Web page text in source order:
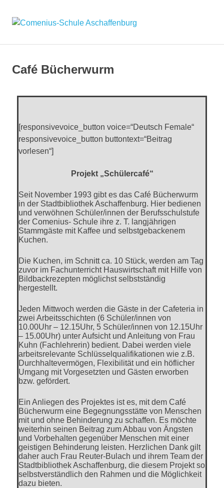
Schule
Café Bücherwurm
[responsivevoice_button voice=“Deutsch Female“
responsivevoice_button buttontext=“Beitrag
vorlesen“]
Projekt „Schülercafé“
Seit November 1993 gibt es das Café Bücherwurm
in der Stadtbibliothek Aschaffenburg. Hier bedienen
und verwöhnen Schüler/innen der Berufsschulstufe
der Comenius- Schule ihre z. T. langjährigen
Stammgäste mit Kaffee und selbstgebackenem
Kuchen.
Die Kuchen, im Schnitt ca. 10 Stück, werden am Tag
zuvor im Fachunterricht Hauswirtschaft mit Hilfe von
Bildbackrezepten möglichst selbstständig
hergestellt.
Jeden Mittwoch werden die Gäste in der Cafeteria in
zwei Arbeitsschichten (6 Schüler/innen von
10.00Uhr – 12.15Uhr, 5 Schüler/innen von 12.15Uhr
– 15.00Uhr) unter Aufsicht und Anleitung von Frau
Kuhn (Fachlehrerin) bedient. Dabei werden viele
arbeitsrelevante Schlüsselqualifikationen wie z.B.
Durchhaltevermögen, Flexibilität und ein höflicher
Umgang mit Vorgesetzten und Gästen erworben
bzw. gefördert.
Ein Anliegen des Projektes ist es, mit dem Café
Bücherwurm eine Begegnungsstätte von Menschen
mit und ohne Behinderung zu schaffen. Es möchte
weiterhin seinen Beitrag zum Abbau von Ängsten
und Vorbehalten gegenüber Menschen mit einer
geistigen Behinderung leisten. Herzlichen Dank gilt
daher auch Frau Reuter-Bulach und ihrem Team der
Stadtbibliothek Aschaffenburg, die diesem Projekt so
selbstverständlich den Rahmen und die Möglichkeit
dazu bieten.